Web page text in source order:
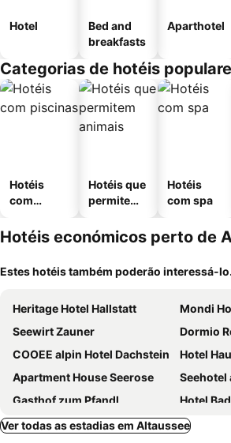
Hotel
Bed and
breakfasts
Aparthotel
Categorias de hotéis
Hotéis
com
Hotéis que
permitem
Hotéis
com spa
Hotéis económicos perto de
Estes hotéis também poderão interessá-
Heritage Hotel Hallstatt
Mondi
Seewirt Zauner
Dormio
COOEE alpin Hotel Dachstein
Hotel
Apartment House Seerose
Seehotel
Gasthof zum Pfandl
Hotel
Bräugasthof Hallstatt
Fenix Hall
Ver todas as estadias em Altaussee